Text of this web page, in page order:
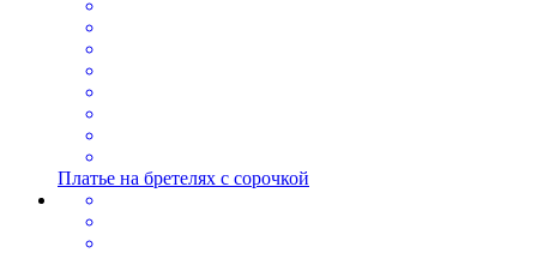
Платье на бретелях с сорочкой